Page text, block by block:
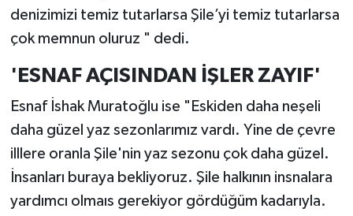
denizimizi temiz tutarlarsa Şile’yi temiz tutarlarsa
çok memnun oluruz " dedi.
'ESNAF AÇISINDAN İŞLER ZAYIF'
Esnaf İshak Muratoğlu ise "Eskiden daha neşeli
daha güzel yaz sezonlarımız vardı. Yine de çevre
illlere oranla Şile'nin yaz sezonu çok daha güzel.
İnsanları buraya bekliyoruz. Şile halkının insnalara
yardımcı olmaıs gerekiyor gördüğüm kadarıyla.